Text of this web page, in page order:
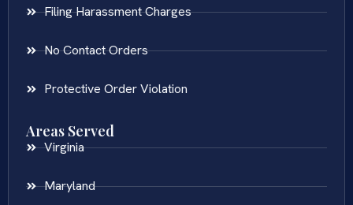
Filing Harassment Charges
No Contact Orders
Protective Order Violation
Areas Served
Virginia
Maryland